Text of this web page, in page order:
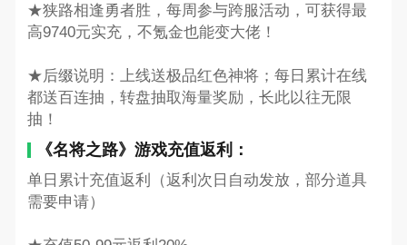
★狭路相逢勇者胜，每周参与跨服活动，可获得最
高9740元实充，不氪金也能变大佬！
★后缀说明：上线送极品红色神将；每日累计在线
都送百连抽，转盘抽取海量奖励，长此以往无限
抽！
《名将之路》游戏充值返利：
单日累计充值返利（返利次日自动发放，部分道具
需要申请）